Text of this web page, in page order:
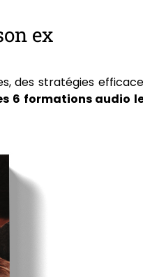
ex
des stratégies
6 formations audio